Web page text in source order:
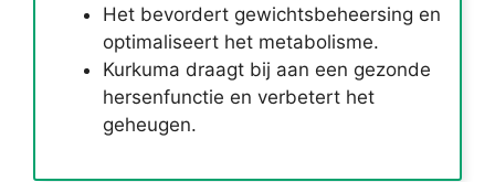
Het bevordert gewichtsbeheersing en
optimaliseert het metabolisme.
Kurkuma draagt bij aan een gezonde
hersenfunctie en verbetert het
geheugen.